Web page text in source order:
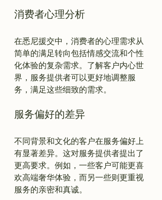
消费者心理分析
在悉尼援交中，消费者的心理需求从
简单的满足转向包括情感交流和个性
化体验的复杂需求。了解客户内心世
界，服务提供者可以更好地调整服
服务偏好的差异
不同背景和文化的客户在服务偏好上
有显著差异。这对服务提供者提出了
更高要求。例如，一些客户可能更喜
欢高端奢华体验，而另一些则更重视